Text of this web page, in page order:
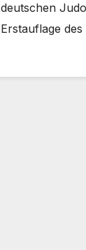
deutschen
Erstauflage